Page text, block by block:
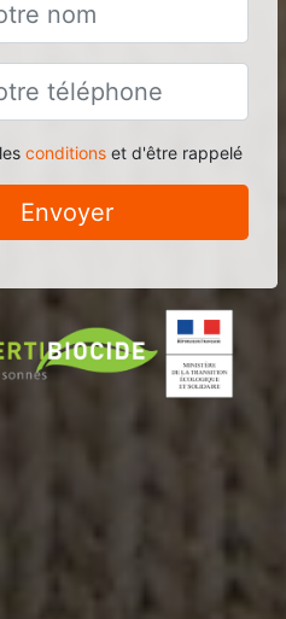
conditionset d'être rappelé
Envoyer